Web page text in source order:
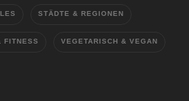
STÄDTE & REGIONEN
FITNESS VEGETARISCH & VEGAN